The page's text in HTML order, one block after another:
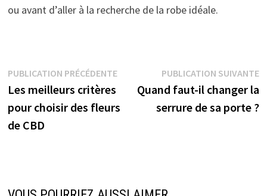
ou avant d’aller à la recherche de la robe idéale.
Navigation
de
l’article
PUBLICATION PRÉCÉDENTEPublication
précédente :
Les meilleurs critères
pour choisir des fleurs
de CBD
PUBLICATION SUIVANTE
Quand faut-il changer la
serrure de sa porte ?